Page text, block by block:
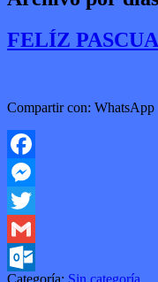
FELÍZ
Compartir con: WhatsApp
Facebook
Messenger
Twitter
Gmail
Categoría: Sin categoría